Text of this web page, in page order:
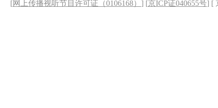
[网上传播视听节目许可证（0106168） ] [京ICP证040655号] [